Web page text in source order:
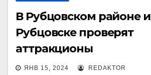
В Рубцовском районе и
Рубцовске проверят
аттракционы
ЯНВ 15, 2024 REDAKTOR